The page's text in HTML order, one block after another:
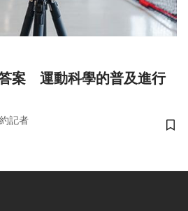
案 運動科學的普及進行
記者
儲